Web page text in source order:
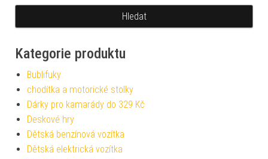
Kategorie produktu
Bublifuky
chodítka a motorické stolky
Dárky pro kamarády do 329 Kč
Deskové hry
Dětská benzínová vozítka
Dětská elektrická vozítka